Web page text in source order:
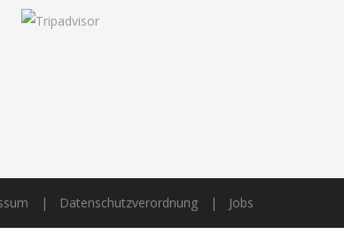
Datenschutzverordnung Jobs